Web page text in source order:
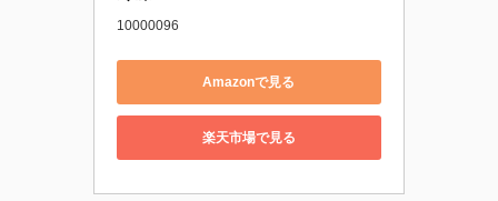
10000096
Amazonで見る
楽天市場で見る